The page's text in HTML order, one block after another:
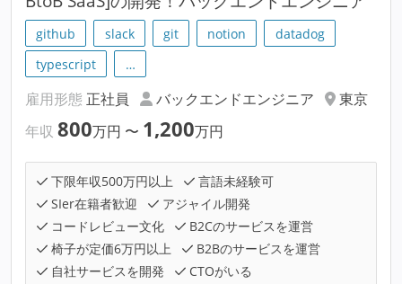
github slack git notion
datadog
typescript
…
雇用形態 正社員 バックエンドエンジニア
東京
年収 800万円 〜 1,200万円
下限年収500万円以上
言語未経験可
SIer在籍者歓迎
アジャイル開発
コードレビュー文化
B2Cのサービスを運営
椅子が定価6万円以上
B2Bのサービスを運営
自社サービスを開発
CTOがいる